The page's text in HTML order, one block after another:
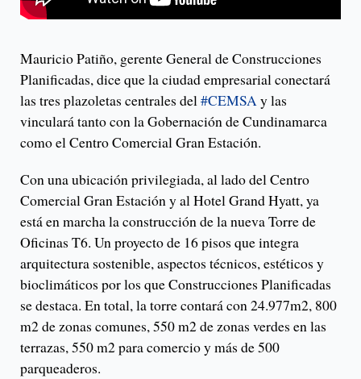
Mauricio Patiño, gerente General de Construcciones
Planificadas, dice que la ciudad empresarial conectará
las tres plazoletas centrales del#CEMSAy las
vinculará tanto con la Gobernación de Cundinamarca
como el Centro Comercial Gran Estación.
Con una ubicación privilegiada, al lado del Centro
Comercial Gran Estación y al Hotel Grand Hyatt, ya
está en marcha la construcción de la nueva Torre de
Oficinas T6. Un proyecto de 16 pisos que integra
arquitectura sostenible, aspectos técnicos, estéticos y
bioclimáticos por los que Construcciones Planificadas
se destaca. En total, la torre contará con 24.977m2, 800
m2 de zonas comunes, 550 m2 de zonas verdes en las
terrazas, 550 m2 para comercio y más de 500
parqueaderos.